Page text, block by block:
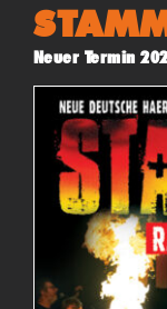
Neuer Termin